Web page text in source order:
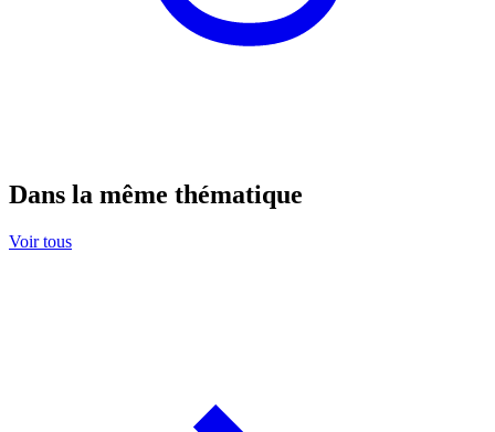
Dans la même thématique
Voir tous